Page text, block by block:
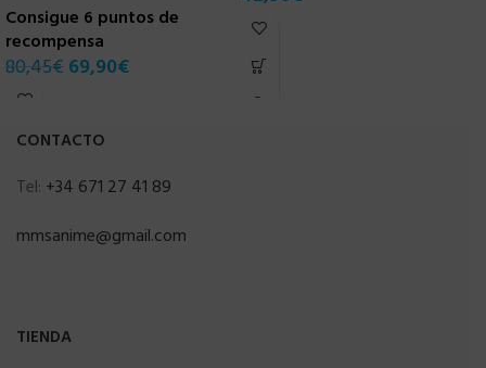
Consigue 6 puntos de
recompensa
80,45€ 69,90€
CONTACTO
Tel: +34 671 27 41 89
mmsanime@gmail.com
TIENDA